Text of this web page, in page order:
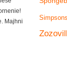
Majhni
Simpsons